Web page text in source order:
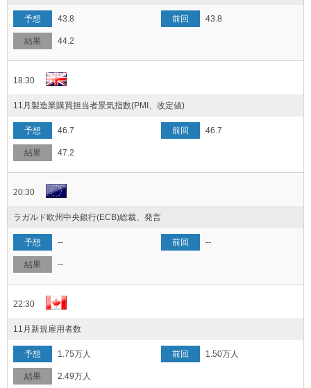
43.8 43.8
44.2
18:30
11月製造業購買担当者景気指数(PMI、改定値)
46.7 46.7
47.2
20:30
ラガルド欧州中央銀行(ECB)総裁、発言
-- --
--
22:30
11月新規雇用者数
1.75万人 1.50万人
2.49万人